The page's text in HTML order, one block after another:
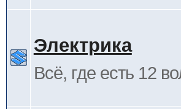
Электрика
Всё, где есть 12